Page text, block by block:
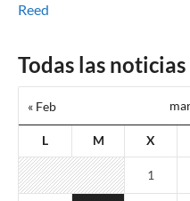
Reed
Todas las
L M X
« Feb
1